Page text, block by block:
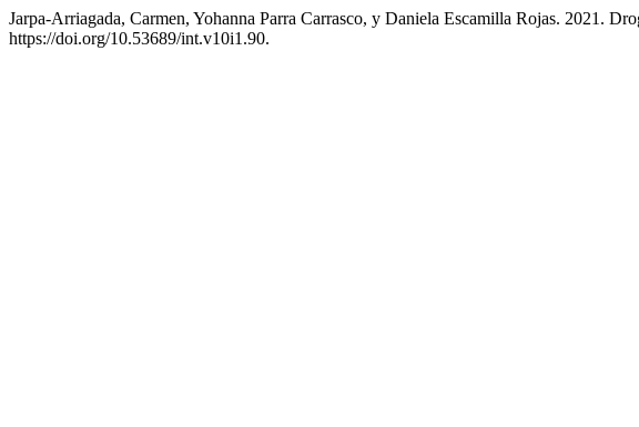
Jarpa-Arriagada, Carmen, Yohanna Parra Carrasco, y Daniela Escamilla Rojas. 2021.
https://doi.org/10.53689/int.v10i1.90.